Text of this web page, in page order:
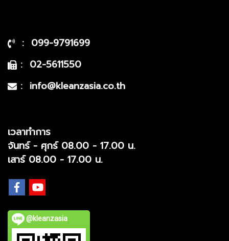
: 099-9791699
: 02-5611550
: info@kleanzasia.co.th
เวลาทำการ
จันทร์ - ศุกร์ 08.00 - 17.00 น.
เสาร์ 08.00 - 17.00 น.
@kleanzasia